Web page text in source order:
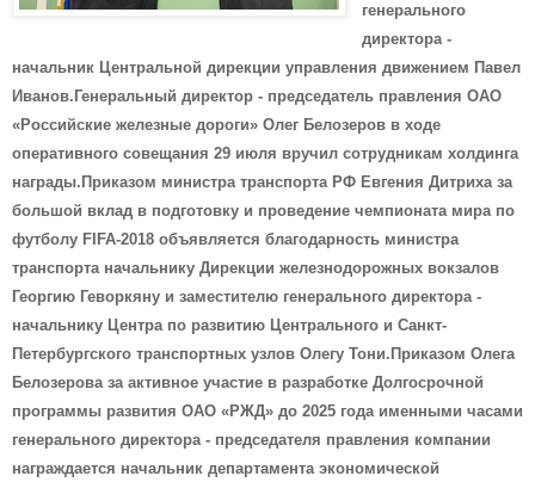
генерального
директора -
начальник Центральной дирекции управления движением Павел
Иванов.Генеральный директор - председатель правления ОАО
«Российские железные дороги» Олег Белозеров в ходе
оперативного совещания 29 июля вручил сотрудникам холдинга
награды.Приказом министра транспорта РФ Евгения Дитриха за
большой вклад в подготовку и проведение чемпионата мира по
футболу FIFA-2018 объявляется благодарность министра
транспорта начальнику Дирекции железнодорожных вокзалов
Георгию Геворкяну и заместителю генерального директора -
начальнику Центра по развитию Центрального и Санкт-
Петербургского транспортных узлов Олегу Тони.Приказом Олега
Белозерова за активное участие в разработке Долгосрочной
программы развития ОАО «РЖД» до 2025 года именными часами
генерального директора - председателя правления компании
награждается начальник департамента экономической